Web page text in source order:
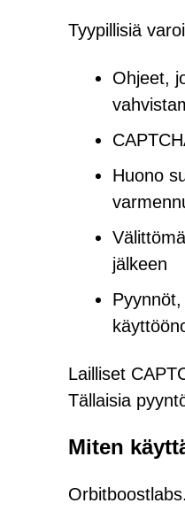
Tyypillisiä
Ohjeet,
Huono
jälkeen
Lailliset
Tällaisia
Miten